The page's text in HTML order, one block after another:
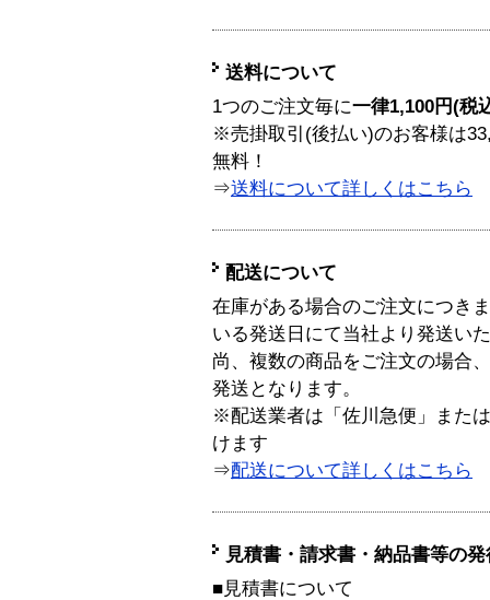
送料について
1つのご注文毎に一律1,100円(税
※売掛取引(後払い)のお客様は
無料！
⇒送料について詳しくはこちら
配送について
在庫がある場合のご注文につき
いる発送日にて当社より発送い
尚、複数の商品をご注文の場合
発送となります。
※配送業者は「佐川急便」また
けます
⇒配送について詳しくはこちら
見積書・請求書・納品書等の
■見積書について